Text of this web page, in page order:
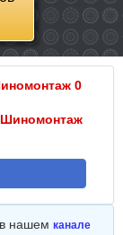
0
Шиномонтаж
в нашем канале